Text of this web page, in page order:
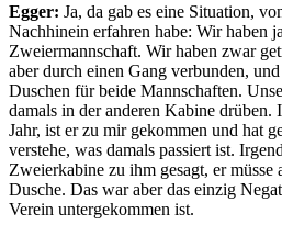
Egger: Ja, da gab es eine Situation,
Nachhinein erfahren habe: Wir haben
Zweiermannschaft. Wir haben zwar
aber durch einen Gang verbunden,
Duschen für beide Mannschaften.
damals in der anderen Kabine drüben.
Jahr, ist er zu mir gekommen und hat
verstehe, was damals passiert ist.
Zweierkabine zu ihm gesagt, er müsse
Dusche. Das war aber das einzig
Verein untergekommen ist.